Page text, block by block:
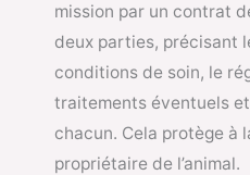
mission par un contrat
deux parties, précisant
conditions de soin, le
traitements éventuels
chacun. Cela protège à
propriétaire de l’animal.